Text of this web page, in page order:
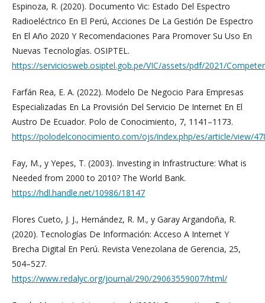
Espinoza, R. (2020). Documento Vic: Estado Del Espectro
Radioeléctrico En El Perú, Acciones De La Gestión De Espectro
En El Año 2020 Y Recomendaciones Para Promover Su Uso En
Nuevas Tecnologías. OSIPTEL.
https://serviciosweb.osiptel.gob.pe/VIC/assets/pdf/2021/
Farfán Rea, E. A. (2022). Modelo De Negocio Para Empresas
Especializadas En La Provisión Del Servicio De Internet En El
Austro De Ecuador. Polo de Conocimiento, 7, 1141–1173.
https://polodelconocimiento.com/ojs/index.php/es/article/view/
Fay, M., y Yepes, T. (2003). Investing in Infrastructure: What is
Needed from 2000 to 2010? The World Bank.
https://hdl.handle.net/10986/18147
Flores Cueto, J. J., Hernández, R. M., y Garay Argandoña, R.
(2020). Tecnologías De Información: Acceso A Internet Y
Brecha Digital En Perú. Revista Venezolana de Gerencia, 25,
504–527.
https://www.redalyc.org/journal/290/29063559007/html/